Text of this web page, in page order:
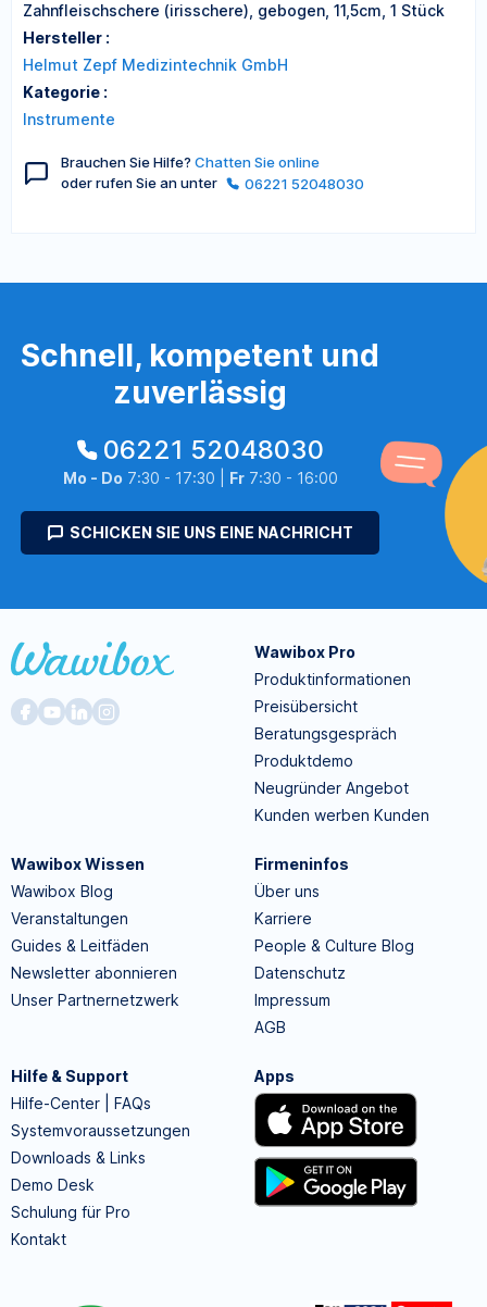
Zahnfleischschere (irisschere), gebogen, 11,5cm, 1 Stück
Hersteller :
Helmut Zepf Medizintechnik GmbH
Kategorie :
Instrumente
Brauchen Sie Hilfe? Chatten Sie online
oder rufen Sie an unter
06221 52048030
Schnell, kompetent und
zuverlässig
06221 52048030
Mo - Do 7:30 - 17:30 | Fr7:30 - 16:00
SCHICKEN SIE UNS EINE NACHRICHT
Wawibox Pro
Produktinformationen
Preisübersicht
Beratungsgespräch
Produktdemo
Neugründer Angebot
Kunden werben Kunden
Wawibox Wissen
Wawibox Blog
Veranstaltungen
Guides & Leitfäden
Newsletter abonnieren
Unser Partnernetzwerk
Firmeninfos
Über uns
Karriere
People & Culture Blog
Datenschutz
Impressum
AGB
Hilfe & Support
Hilfe-Center | FAQs
Systemvoraussetzungen
Downloads & Links
Demo Desk
Schulung für Pro
Kontakt
Apps